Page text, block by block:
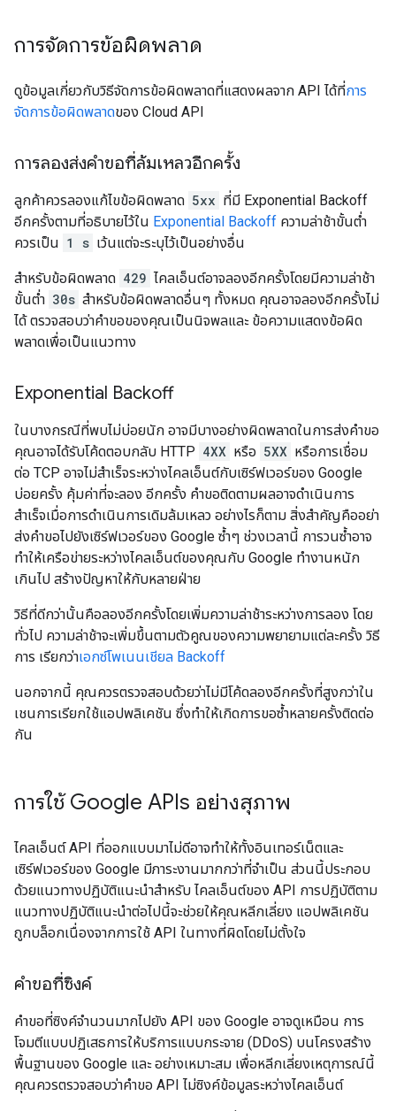
การจัดการข้อผิดพลาด
ดูข้อมูลเกี่ยวกับวิธีจัดการข้อผิดพลาดที่แสดงผลจาก API ได้ที่การ
จัดการข้อผิดพลาดของ Cloud API
การลองส่งคำขอที่ล้มเหลวอีกครั้ง
ลูกค้าควรลองแก้ไขข้อผิดพลาด 5xx ที่มี Exponential Backoff
อีกครั้งตามที่อธิบายไว้ใน Exponential Backoff ความล่าช้าขั้นต่ำ
ควรเป็น 1 s เว้นแต่จะระบุไว้เป็นอย่างอื่น
สำหรับข้อผิดพลาด 429 ไคลเอ็นต์อาจลองอีกครั้งโดยมีความล่าช้า
ขั้นต่ำ 30s สำหรับข้อผิดพลาดอื่นๆ ทั้งหมด คุณอาจลองอีกครั้งไม่
ได้ ตรวจสอบว่าคำขอของคุณเป็นนิจพลและ ข้อความแสดงข้อผิด
พลาดเพื่อเป็นแนวทาง
Exponential Backoff
ในบางกรณีที่พบไม่บ่อยนัก อาจมีบางอย่างผิดพลาดในการส่งคำขอ
คุณอาจได้รับโค้ดตอบกลับ HTTP 4XX หรือ 5XX หรือการเชื่อม
ต่อ TCP อาจไม่สำเร็จระหว่างไคลเอ็นต์กับเซิร์ฟเวอร์ของ Google
บ่อยครั้ง คุ้มค่าที่จะลอง อีกครั้ง คำขอติดตามผลอาจดำเนินการ
สำเร็จเมื่อการดำเนินการเดิมล้มเหลว อย่างไรก็ตาม สิ่งสำคัญคืออย่า
ส่งคำขอไปยังเซิร์ฟเวอร์ของ Google ซ้ำๆ ช่วงเวลานี้ การวนซ้ำอาจ
ทำให้เครือข่ายระหว่างไคลเอ็นต์ของคุณกับ Google ทำงานหนัก
เกินไป สร้างปัญหาให้กับหลายฝ่าย
วิธีที่ดีกว่านั้นคือลองอีกครั้งโดยเพิ่มความล่าช้าระหว่างการลอง โดย
ทั่วไป ความล่าช้าจะเพิ่มขึ้นตามตัวคูณของความพยายามแต่ละครั้ง วิธี
การ เรียกว่าเอกซ์โพเนนเชียล Backoff
นอกจากนี้ คุณควรตรวจสอบด้วยว่าไม่มีโค้ดลองอีกครั้งที่สูงกว่าใน
เชนการเรียกใช้แอปพลิเคชัน ซึ่งทําให้เกิดการขอซ้ำหลายครั้งติดต่อ
กัน
การใช้ Google APIs อย่างสุภาพ
ไคลเอ็นต์ API ที่ออกแบบมาไม่ดีอาจทำให้ทั้งอินเทอร์เน็ตและ
เซิร์ฟเวอร์ของ Google มีภาระงานมากกว่าที่จำเป็น ส่วนนี้ประกอบ
ด้วยแนวทางปฏิบัติแนะนำสำหรับ ไคลเอ็นต์ของ API การปฏิบัติตาม
แนวทางปฏิบัติแนะนำต่อไปนี้จะช่วยให้คุณหลีกเลี่ยง แอปพลิเคชัน
ถูกบล็อกเนื่องจากการใช้ API ในทางที่ผิดโดยไม่ตั้งใจ
คำขอที่ซิงค์
คำขอที่ซิงค์จำนวนมากไปยัง API ของ Google อาจดูเหมือน การ
โจมตีแบบปฏิเสธการให้บริการแบบกระจาย (DDoS) บนโครงสร้าง
พื้นฐานของ Google และ อย่างเหมาะสม เพื่อหลีกเลี่ยงเหตุการณ์นี้
คุณควรตรวจสอบว่าคำขอ API ไม่ซิงค์ข้อมูลระหว่างไคลเอ็นต์